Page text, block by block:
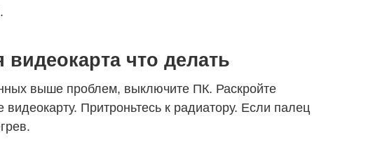
видеокарта что делать
выше проблем, выключите ПК. Раскройте
Притроньтесь к радиатору. Если палец